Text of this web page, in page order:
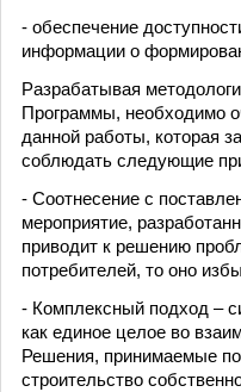
- обеспечение
информации о
Разрабатывая
Программы, необходимо
данной работы, которая
соблюдать следующие
- Соотнесение с
мероприятие,
приводит к решению
потребителей, то оно
- Комплексный подход –
как единое целое во
Решения, принимаемые
строительство